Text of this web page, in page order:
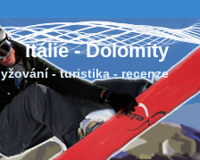
Itálie - Dolomity
lyžování - turistika - recenze